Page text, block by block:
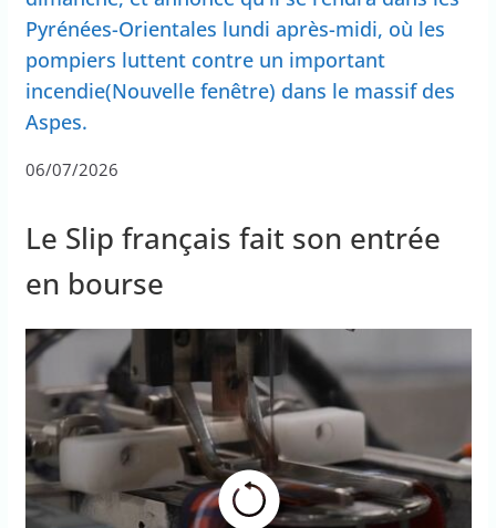
Pyrénées-Orientales lundi après-midi, où les
pompiers luttent contre un important
incendie(Nouvelle fenêtre) dans le massif des
Aspes.
06/07/2026
Le Slip français fait son entrée
en bourse